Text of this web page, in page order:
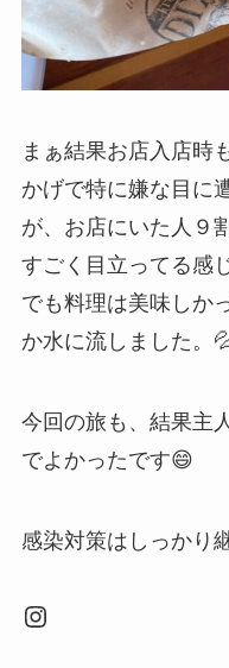
まぁ結果お店入店時
かげで特に嫌な目に
が、お店にいた人９
すごく目立ってる感
でも料理は美味しか
か水に流しました。
今回の旅も、結果主
でよかったです😄
感染対策はしっかり
Instagram